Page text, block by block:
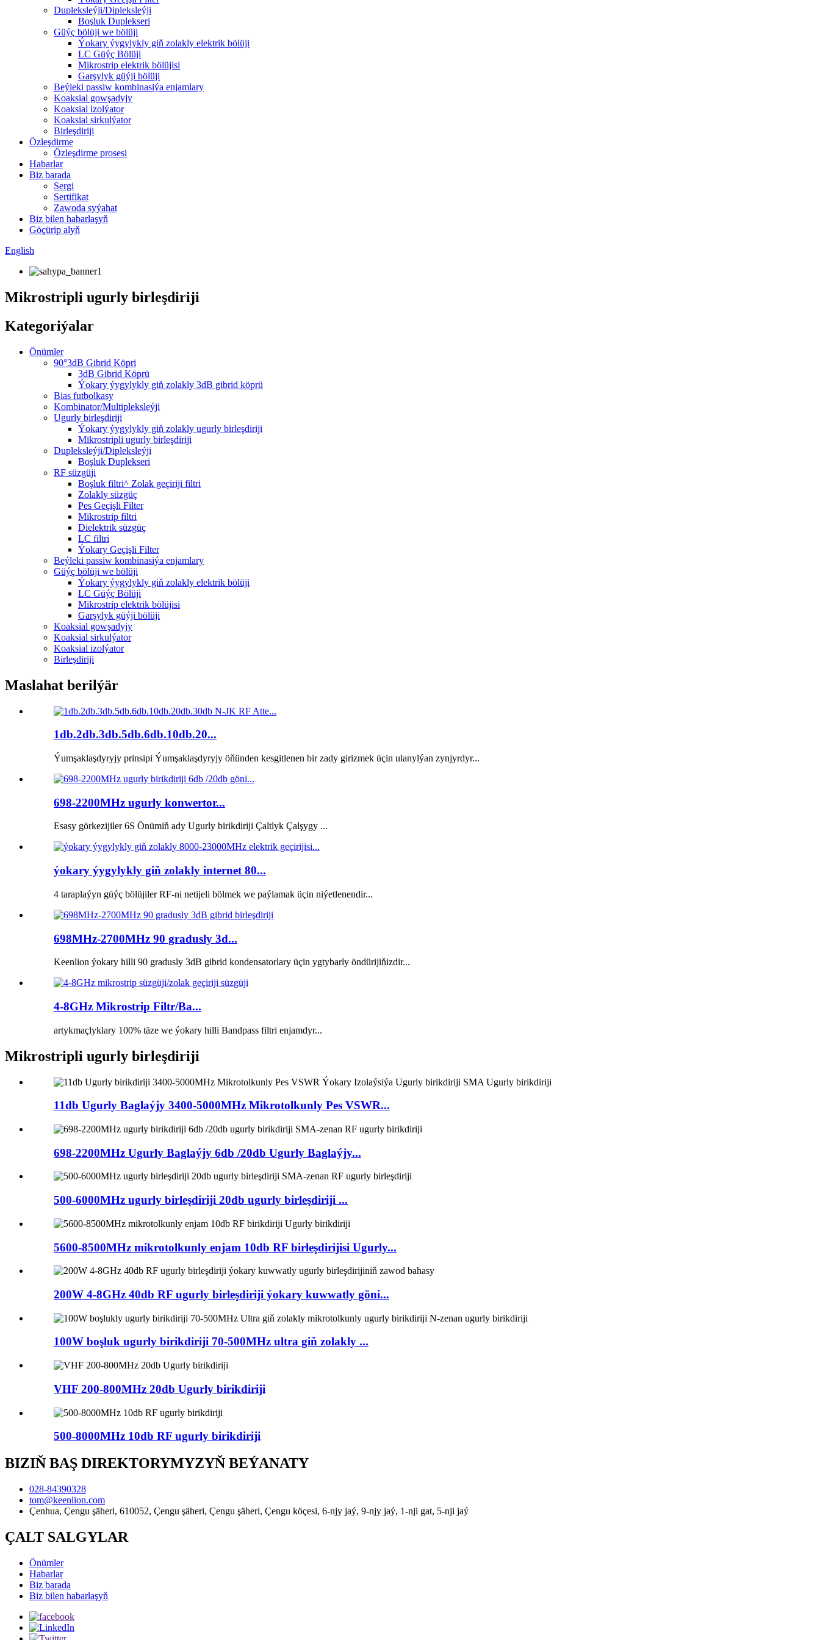
Dupleksleýji/Dipleksleýji
Boşluk Duplekseri
Güýç bölüji we bölüji
Ýokary ýygylykly giň zolakly elektrik bölüji
LC Güýç Bölüji
Mikrostrip elektrik bölüjisi
Garşylyk güýji bölüji
Beýleki passiw kombinasiýa enjamlary
Koaksial gowşadyjy
Koaksial izolýator
Koaksial sirkulýator
Birleşdiriji
Özleşdirme
Özleşdirme prosesi
Habarlar
Biz barada
Sergi
Sertifikat
Zawoda syýahat
Biz bilen habarlaşyň
Göçürip alyň
English
Mikrostripli ugurly birleşdiriji
Kategoriýalar
Önümler
90°3dB Gibrid Köpri
3dB Gibrid Köprü
Ýokary ýygylykly giň zolakly 3dB gibrid köprü
Bias futbolkasy
Kombinator/Multipleksleýji
Ugurly birleşdiriji
Ýokary ýygylykly giň zolakly ugurly birleşdiriji
Mikrostripli ugurly birleşdiriji
Dupleksleýji/Dipleksleýji
Boşluk Duplekseri
RF süzgüji
Boşluk filtri^ Zolak geçiriji filtri
Zolakly süzgüç
Pes Geçişli Filter
Mikrostrip filtri
Dielektrik süzgüç
LC filtri
Ýokary Geçişli Filter
Beýleki passiw kombinasiýa enjamlary
Güýç bölüji we bölüji
Ýokary ýygylykly giň zolakly elektrik bölüji
LC Güýç Bölüji
Mikrostrip elektrik bölüjisi
Garşylyk güýji bölüji
Koaksial gowşadyjy
Koaksial sirkulýator
Koaksial izolýator
Birleşdiriji
Maslahat berilýär
1db.2db.3db.5db.6db.10db.20...
Ýumşaklaşdyryjy prinsipi Ýumşaklaşdyryjy öňünden kesgitlenen bir zady girizmek üçin ulanylýan zynjyrdyr...
698-2200MHz ugurly konwertor...
Esasy görkezijiler 6S Önümiň ady Ugurly birikdiriji Çaltlyk Çalşygy ...
ýokary ýygylykly giň zolakly internet 80...
4 taraplaýyn güýç bölüjiler RF-ni netijeli bölmek we paýlamak üçin niýetlenendir...
698MHz-2700MHz 90 gradusly 3d...
Keenlion ýokary hilli 90 gradusly 3dB gibrid kondensatorlary üçin ygtybarly öndürijiňizdir...
4-8GHz Mikrostrip Filtr/Ba...
artykmaçlyklary 100% täze we ýokary hilli Bandpass filtri enjamdyr...
Mikrostripli ugurly birleşdiriji
11db Ugurly Baglaýjy 3400-5000MHz Mikrotolkunly Pes VSWR...
698-2200MHz Ugurly Baglaýjy 6db /20db Ugurly Baglaýjy...
500-6000MHz ugurly birleşdiriji 20db ugurly birleşdiriji ...
5600-8500MHz mikrotolkunly enjam 10db RF birleşdirijisi Ugurly...
200W 4-8GHz 40db RF ugurly birleşdiriji ýokary kuwwatly göni...
100W boşluk ugurly birikdiriji 70-500MHz ultra giň zolakly ...
VHF 200-800MHz 20db Ugurly birikdiriji
500-8000MHz 10db RF ugurly birikdiriji
BIZIŇ BAŞ DIREKTORYMYZYŇ BEÝANATY
028-84390328
tom@keenlion.com
Çenhua, Çengu şäheri, 610052, Çengu şäheri, Çengu şäheri, Çengu köçesi, 6-njy jaý, 9-njy jaý, 1-nji gat, 5-nji jaý
ÇALT SALGYLAR
Önümler
Habarlar
Biz barada
Biz bilen habarlaşyň